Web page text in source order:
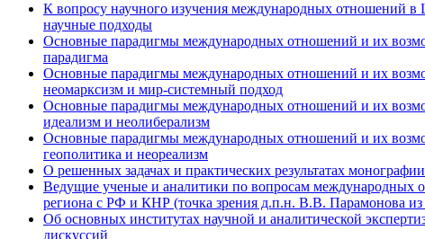
К вопросу научного изучения международных отношений в
научные подходы
Основные парадигмы международных отношений и их
парадигма
Основные парадигмы международных отношений и их
неомарксизм и мир-системный подход
Основные парадигмы международных отношений и их
идеализм и неолиберализм
Основные парадигмы международных отношений и их
геополитика и неореализм
О решенных задачах и практических результатах
Ведущие ученые и аналитики по вопросам международных
региона с РФ и КНР (точка зрения д.п.н. В.В. Парамонова из
Об основных институтах научной и аналитической
дискуссий